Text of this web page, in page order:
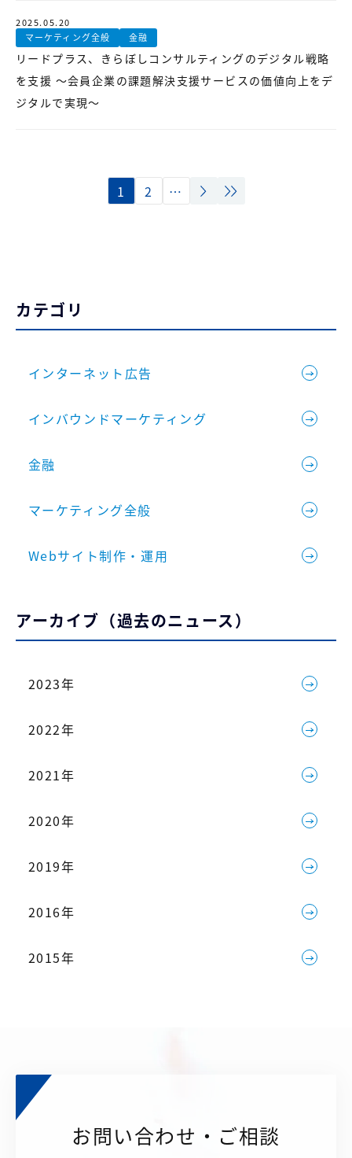
2025.05.20
マーケティング全般
金融
リードプラス、きらぼしコンサルティングのデジタル戦略
を支援 ～会員企業の課題解決支援サービスの価値向上をデ
ジタルで実現～
1 2 …
カテゴリ
インターネット広告
インバウンドマーケティング
金融
マーケティング全般
Webサイト制作・運用
アーカイブ（過去のニュース）
2023年
2022年
2021年
2020年
2019年
2016年
2015年
お問い合わせ・ご相談